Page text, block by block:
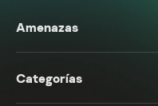
Amenazas
Categorías